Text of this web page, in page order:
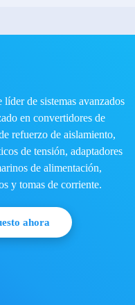
de sistemas avanzados
en convertidores de
refuerzo de aislamiento,
de tensión, adaptadores
de alimentación,
y tomas de corriente.
ahora